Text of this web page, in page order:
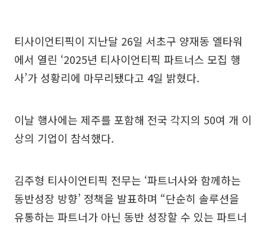
티사이언티픽이 지난달 26일 서초구 양재동 엘타워
에서 열린 ‘2025년 티사이언티픽 파트너스 모집 행
사’가 성황리에 마무리됐다고 4일 밝혔다.
이날 행사에는 제주를 포함해 전국 각지의 50여 개 이
상의 기업이 참석했다.
김주형 티사이언티픽 전무는 ‘파트너사와 함께하는
동반성장 방향’ 정책을 발표하며 “단순히 솔루션을
유통하는 파트너가 아닌 동반 성장할 수 있는 파트너